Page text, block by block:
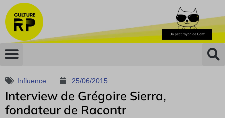
Influence 25/06/2015
Interview de Grégoire Sierra,
fondateur de Racontr